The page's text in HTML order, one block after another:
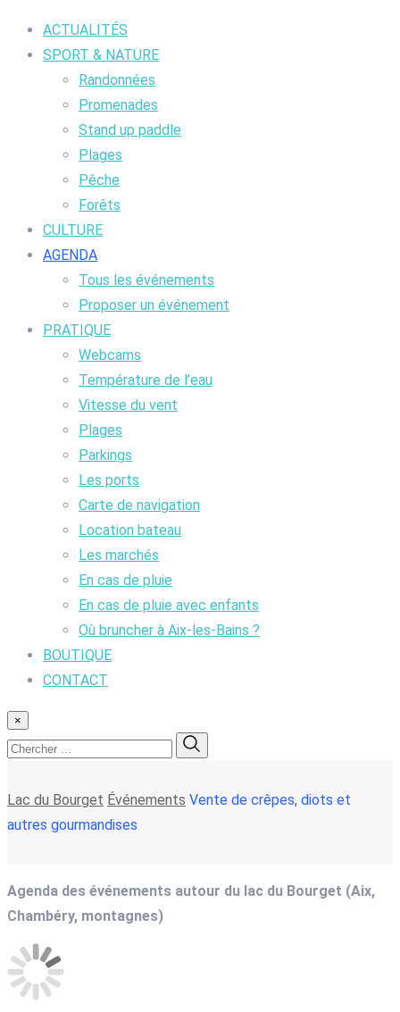
ACTUALITÉS
SPORT & NATURE
Randonnées
Promenades
Stand up paddle
Plages
Pêche
Forêts
CULTURE
AGENDA
Tous les événements
Proposer un événement
PRATIQUE
Webcams
Température de l’eau
Vitesse du vent
Plages
Parkings
Les ports
Carte de navigation
Location bateau
Les marchés
En cas de pluie
En cas de pluie avec enfants
Où bruncher à Aix-les-Bains ?
BOUTIQUE
CONTACT
×
Lac du Bourget Événements Vente de crêpes, diots et
autres gourmandises
Agenda des événements autour du lac du Bourget (Aix,
Chambéry, montagnes)